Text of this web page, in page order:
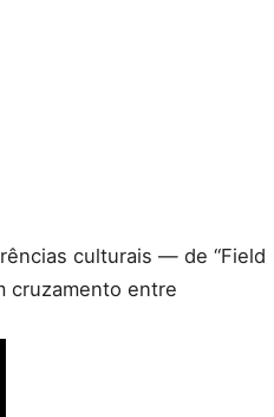
culturais — de “Field
cruzamento entre